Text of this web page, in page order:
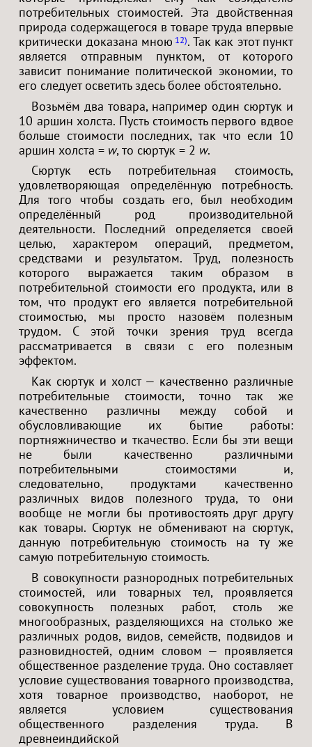
потребительных стоимостей. Эта двойственная
природа содержащегося в товаре труда впервые
критически доказана мною 12 . Так как этот пункт
является отправным пунктом, от которого
зависит понимание политической экономии, то
его следует осветить здесь более обстоятельно.
Возьмём два товара, например один сюртук и
10 аршин холста. Пусть стоимость первого вдвое
больше стоимости последних, так что если 10
аршин холста = w, то сюртук = 2 w.
Сюртук есть потребительная стоимость,
удовлетворяющая определённую потребность.
Для того чтобы создать его, был необходим
определённый род производительной
деятельности. Последний определяется своей
целью, характером операций, предметом,
средствами и результатом. Труд, полезность
которого выражается таким образом в
потребительной стоимости его продукта, или в
том, что продукт его является потребительной
стоимостью, мы просто назовём полезным
трудом. С этой точки зрения труд всегда
рассматривается в связи с его полезным
эффектом.
Как сюртук и холст — качественно различные
потребительные стоимости, точно так же
качественно различны между собой и
обусловливающие их бытие работы:
портняжничество и ткачество. Если бы эти вещи
не были качественно различными
потребительными стоимостями и,
следовательно, продуктами качественно
различных видов полезного труда, то они
вообще не могли бы противостоять друг другу
как товары. Сюртук не обменивают на сюртук,
данную потребительную стоимость на ту же
самую потребительную стоимость.
В совокупности разнородных потребительных
стоимостей, или товарных тел, проявляется
совокупность полезных работ, столь же
многообразных, разделяющихся на столько же
различных родов, видов, семейств, подвидов и
разновидностей, одним словом — проявляется
общественное разделение труда. Оно составляет
условие существования товарного производства,
хотя товарное производство, наоборот, не
является условием существования
общественного разделения труда. В
древнеиндийской